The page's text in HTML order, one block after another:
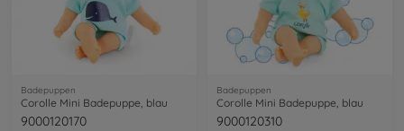
Badepuppen
Corolle Mini Badepuppe, blau
9000120170
Badepuppen
Corolle Mini Badepuppe, blau
9000120310